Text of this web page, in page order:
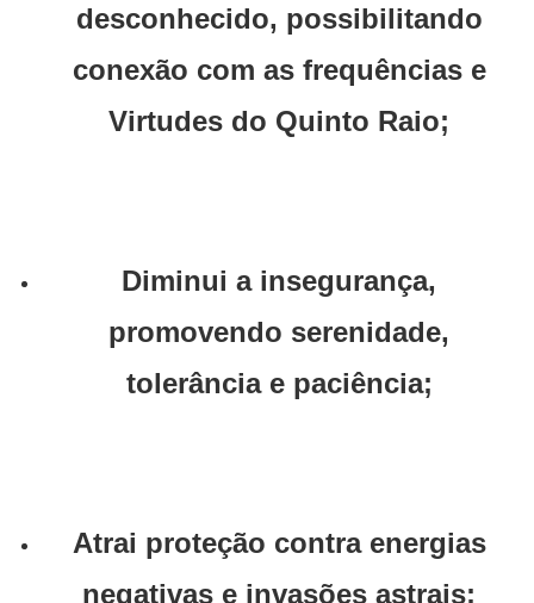
desconhecido, possibilitando
conexão com as frequências e
Virtudes do Quinto Raio;
Diminui a insegurança,
promovendo serenidade,
tolerância e paciência;
Atrai proteção contra energias
negativas e invasões astrais;